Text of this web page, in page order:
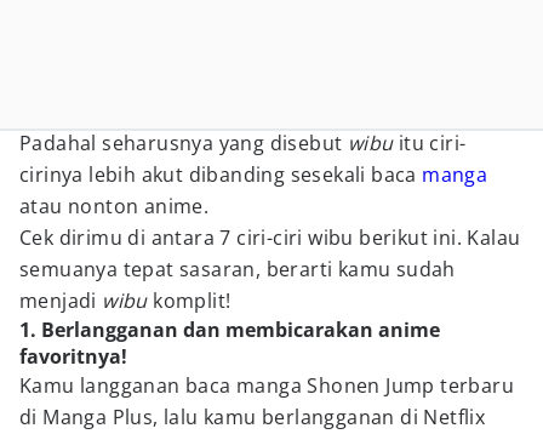
Padahal seharusnya yang disebut wibu itu ciri-
cirinya lebih akut dibanding sesekali baca manga
atau nonton anime.
Cek dirimu di antara 7 ciri-ciri wibu berikut ini. Kalau
semuanya tepat sasaran, berarti kamu sudah
menjadi wibukomplit!
1. Berlangganan dan membicarakan anime
favoritnya!
Kamu langganan baca manga Shonen Jump terbaru
di Manga Plus, lalu kamu berlangganan di Netflix